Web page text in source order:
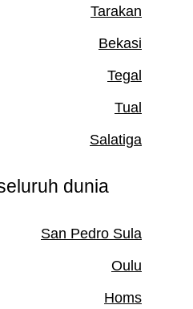
Tarakan
Bekasi
Tegal
Tual
Salatiga
dunia
San Pedro Sula
Oulu
Homs